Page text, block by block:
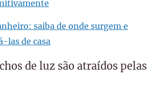
saiba de onde surgem e
las de casa
de luz são atraídos pelas